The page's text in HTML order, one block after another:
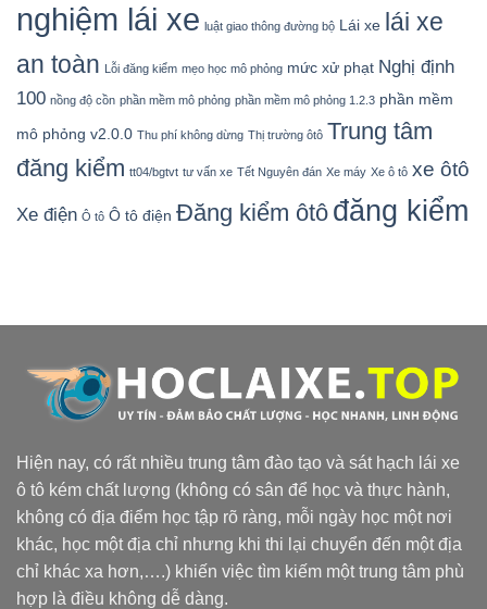
nghiệm lái xe luật giao thông đường bộ Lái xe
lái xe
an toàn Lỗi đăng kiểm mẹo học mô phỏng mức xử phạt Nghị định
100 nồng độ cồn phần mềm mô phỏng phần mềm mô phỏng 1.2.3 phần mềm
mô phỏng v2.0.0 Thu phí không dừng Thị trường ôtô Trung tâm
đăng kiểm tt04/bgtvt tư vấn xe Tết Nguyên đán Xe máy Xe ô tô xe ôtô
Xe điện Ô tô Ô tô điện Đăng kiểm ôtô đăng kiểm
Hiện nay, có rất nhiều trung tâm đào tạo và sát hạch lái xe
ô tô kém chất lượng (không có sân để học và thực hành,
không có địa điểm học tập rõ ràng, mỗi ngày học một nơi
khác, học một địa chỉ nhưng khi thi lại chuyển đến một địa
chỉ khác xa hơn,….) khiến việc tìm kiếm một trung tâm phù
hợp là điều không dễ dàng.